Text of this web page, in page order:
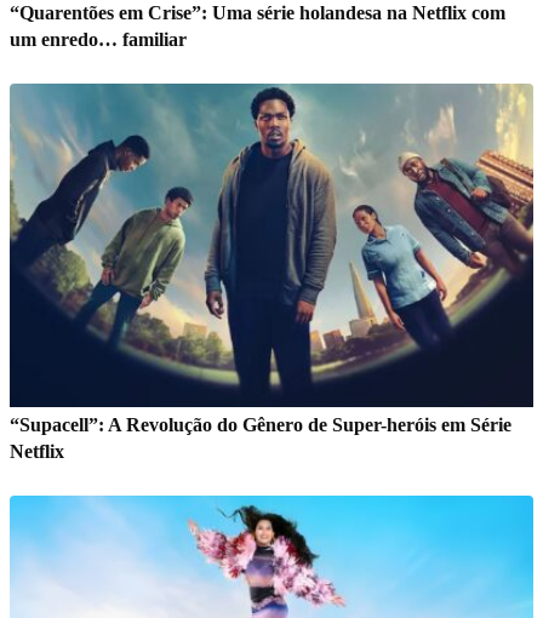
“Quarentões em Crise”: Uma série holandesa na Netflix com
um enredo… familiar
“Supacell”: A Revolução do Gênero de Super-heróis em Série
Netflix